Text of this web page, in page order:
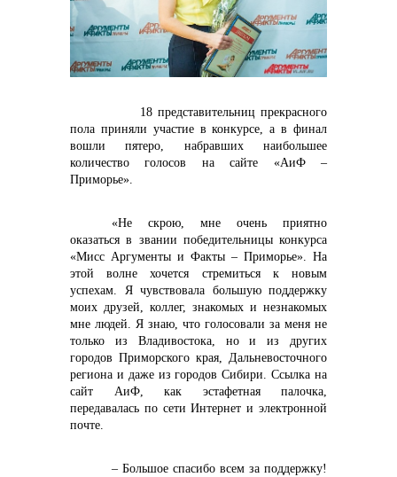
Контакты
+7 (423) 234 50 50
info@vostokcement.ru
18 представительниц прекрасного
пола приняли участие в конкурсе, а в финал
вошли пятеро, набравших наибольшее
количество голосов на сайте «АиФ –
Приморье».
«Не скрою, мне очень приятно
оказаться в звании победительницы конкурса
«Мисс Аргументы и Факты – Приморье». На
этой волне хочется стремиться к новым
успехам. Я чувствовала большую поддержку
моих друзей, коллег, знакомых и незнакомых
мне людей. Я знаю, что голосовали за меня не
только из Владивостока, но и из других
городов Приморского края, Дальневосточного
региона и даже из городов Сибири. Ссылка на
сайт АиФ, как эстафетная палочка,
передавалась по сети Интернет и электронной
почте.
– Большое спасибо всем за поддержку!